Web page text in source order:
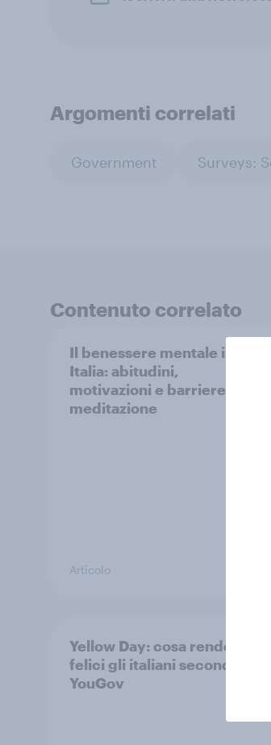
Argomenti correlati
Government Surveys:
Contenuto correlato
Il benessere mentale in
Italia: abitudini,
motivazioni e barriere alla
meditazione
Articolo
Yellow Day: cosa rende
felici gli italiani secondo
YouGov